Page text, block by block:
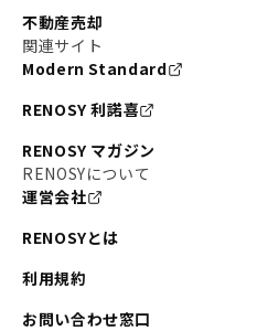
不動産売却
関連サイト
Modern Standard
RENOSY 利諾喜
RENOSY マガジン
RENOSYについて
運営会社
RENOSYとは
利用規約
お問い合わせ窓口